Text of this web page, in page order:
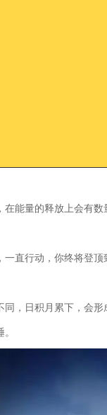
能量的释放上会有
直行动，你终将登顶
，日积月累下，会形